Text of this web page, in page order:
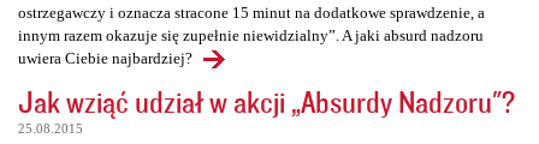
ostrzegawczy i oznacza stracone 15 minut na dodatkowe sprawdzenie, a
innym razem okazuje się zupełnie niewidzialny”. A jaki absurd nadzoru
uwiera Ciebie najbardziej?
Jak wziąć udział w akcji „Absurdy Nadzoru"?
25.08.2015